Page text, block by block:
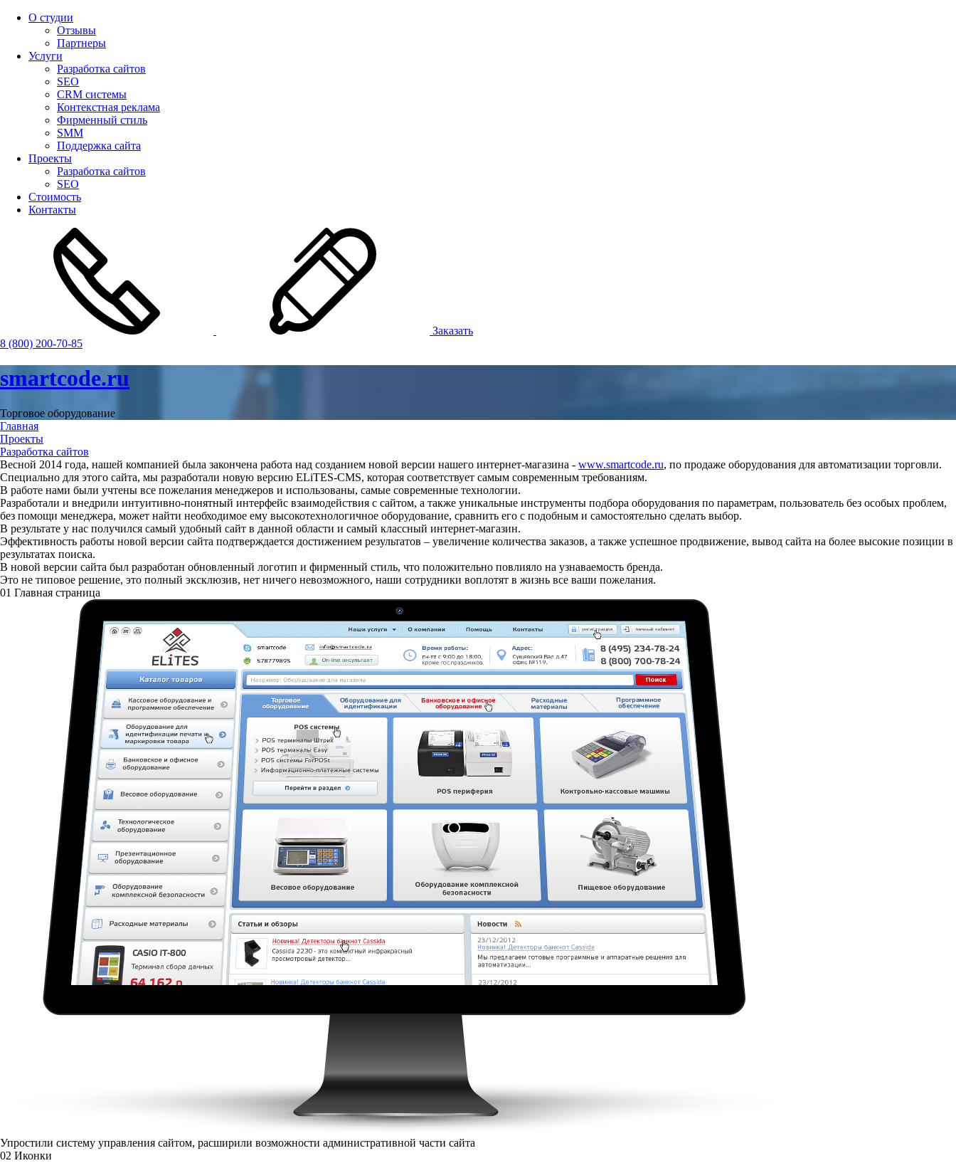
О студии
Отзывы
Партнеры
Услуги
Разработка сайтов
SEO
CRM системы
Контекстная реклама
Фирменный стиль
SMM
Поддержка сайта
Проекты
Разработка сайтов
SEO
Стоимость
Контакты
Заказать
8 (800) 200-70-85
smartcode.ru
Торговое оборудование
Главная
Проекты
Разработка сайтов
Весной 2014 года, нашей компанией была закончена работа над созданием новой версии нашего интернет-магазина - www.smartcode.ru, по продаже оборудования для автоматизации торговли.
Специально для этого сайта, мы разработали новую версию ELiTES-CMS, которая соответствует самым современным требованиям.
В работе нами были учтены все пожелания менеджеров и использованы, самые современные технологии.
Разработали и внедрили интуитивно-понятный интерфейс взаимодействия с сайтом, а также уникальные инструменты подбора оборудования по параметрам, пользователь без особых проблем,
без помощи менеджера, может найти необходимое ему высокотехнологичное оборудование, сравнить его с подобным и самостоятельно сделать выбор.
В результате у нас получился самый удобный сайт в данной области и самый классный интернет-магазин.
Эффективность работы новой версии сайта подтверждается достижением результатов – увеличение количества заказов, а также успешное продвижение, вывод сайта на более высокие позиции в
результатах поиска.
В новой версии сайта был разработан обновленный логотип и фирменный стиль, что положительно повлияло на узнаваемость бренда.
Это не типовое решение, это полный эксклюзив, нет ничего невозможного, наши сотрудники воплотят в жизнь все ваши пожелания.
01 Главная страница
Упростили систему управления сайтом, расширили возможности административной части сайта
02 Иконки